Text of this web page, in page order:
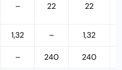
– 22 22
1,32 – 1,32
– 240 240